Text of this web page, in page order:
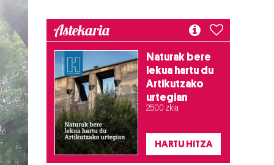
Astekaria
Naturak bere
lekua hartu du
Artikutzako
urtegian
2.500 zkia.
HARTU HITZA